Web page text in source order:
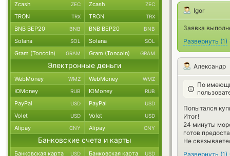
Igor
Заявка
Развернуть (1)
Александр
По
Попытался
Итог!
24 минуты
готов
Не
Развернуть (1)
Zcash ZEC Zcash ZEC
TRON TRX TRON TRX
BNB BEP20 BNB BNB BEP20 BNB
Solana SOL Solana SOL
Gram (Toncoin) GRAM Gram (Toncoin) GRAM
Электронные деньги
WebMoney WMZ WebMoney WMZ
ЮMoney RUB ЮMoney RUB
PayPal USD PayPal USD
Volet USD Volet USD
Alipay CNY Alipay CNY
Банковские счета и карты
Банковская карта USD Банковская карта USD